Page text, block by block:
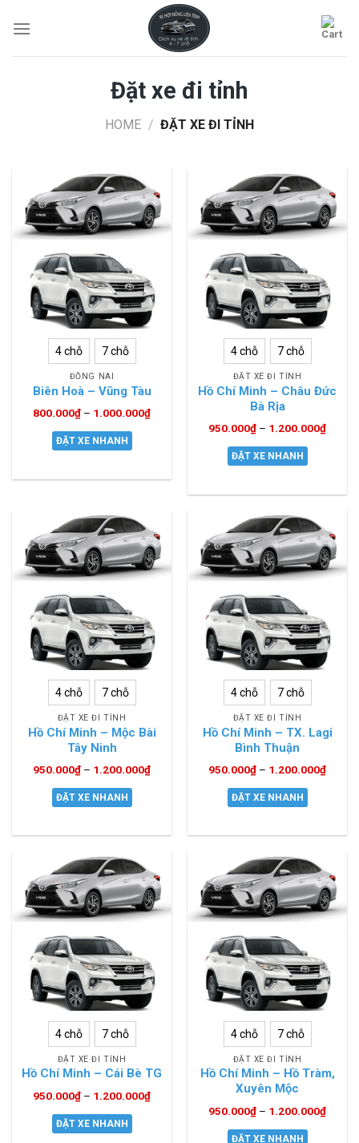
Đặt xe đi tỉnh
HOME / ĐẶT XE ĐI TỈNH
4 chỗ 7 chỗ
ĐỒNG NAI
Biên Hoà – Vũng Tàu
800.000₫ – 1.000.000₫
ĐẶT XE NHANH
4 chỗ 7 chỗ
ĐẶT XE ĐI TỈNH
Hồ Chí Minh – Châu Đức
Bà Rịa
950.000₫ – 1.200.000₫
ĐẶT XE NHANH
4 chỗ 7 chỗ
ĐẶT XE ĐI TỈNH
Hồ Chí Minh – Mộc Bài
Tây Ninh
950.000₫ – 1.200.000₫
ĐẶT XE NHANH
4 chỗ 7 chỗ
ĐẶT XE ĐI TỈNH
Hồ Chí Minh – TX. Lagi
Bình Thuận
950.000₫ – 1.200.000₫
ĐẶT XE NHANH
4 chỗ 7 chỗ
ĐẶT XE ĐI TỈNH
Hồ Chí Minh – Cái Bè TG
950.000₫ – 1.200.000₫
ĐẶT XE NHANH
4 chỗ 7 chỗ
ĐẶT XE ĐI TỈNH
Hồ Chí Minh – Hồ Tràm,
Xuyên Mộc
950.000₫ – 1.200.000₫
ĐẶT XE NHANH